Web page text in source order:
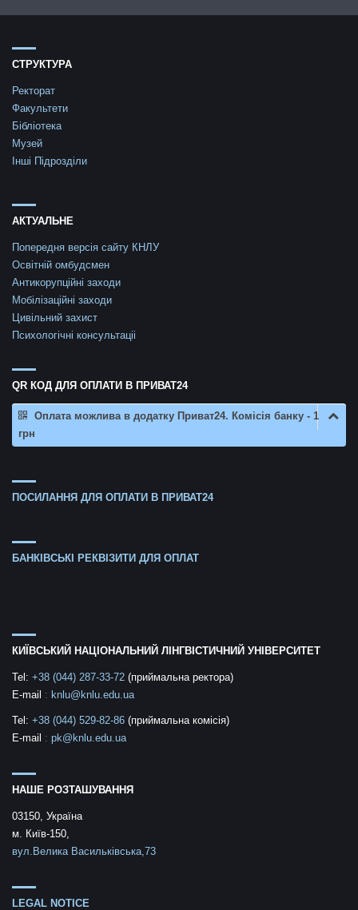
СТРУКТУРА
Ректорат
Факультети
Бібліотека
Музей
Інші Підрозділи
АКТУАЛЬНЕ
Попередня версія сайту КНЛУ
Освітній омбудсмен
Антикорупційні заходи
Мобілізаційні заходи
Цивільний захист
Психологічні консультаціі
QR КОД ДЛЯ ОПЛАТИ В ПРИВАТ24
Оплата можлива в додатку Приват24. Комісія банку - 1
грн
ПОСИЛАННЯ ДЛЯ ОПЛАТИ В ПРИВАТ24
БАНКІВСЬКІ РЕКВІЗИТИ ДЛЯ ОПЛАТ
КИЇВСЬКИЙ НАЦІОНАЛЬНИЙ ЛІНГВІСТИЧНИЙ УНІВЕРСИТЕТ
Tel: +38 (044) 287-33-72 (приймальна ректора)
E-mail : knlu@knlu.edu.ua
Tel: +38 (044) 529-82-86 (приймальна комісія)
E-mail : pk@knlu.edu.ua
НАШЕ РОЗТАШУВАННЯ
03150, Україна
м. Київ-150,
вул.Велика Васильківська,73
LEGAL NOTICE